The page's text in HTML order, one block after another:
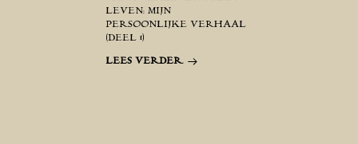
LEVEN: MIJN
PERSOONLIJKE VERHAAL
(DEEL 1)
LEES VERDER